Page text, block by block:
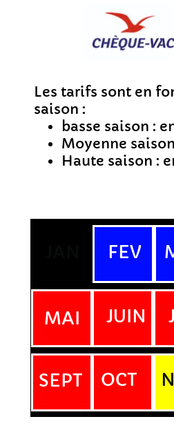
Les tarifs sont en
saison :
basse saison :
Moyenne
Haute saison :
FEV
MAI JUIN
SEPT OCT